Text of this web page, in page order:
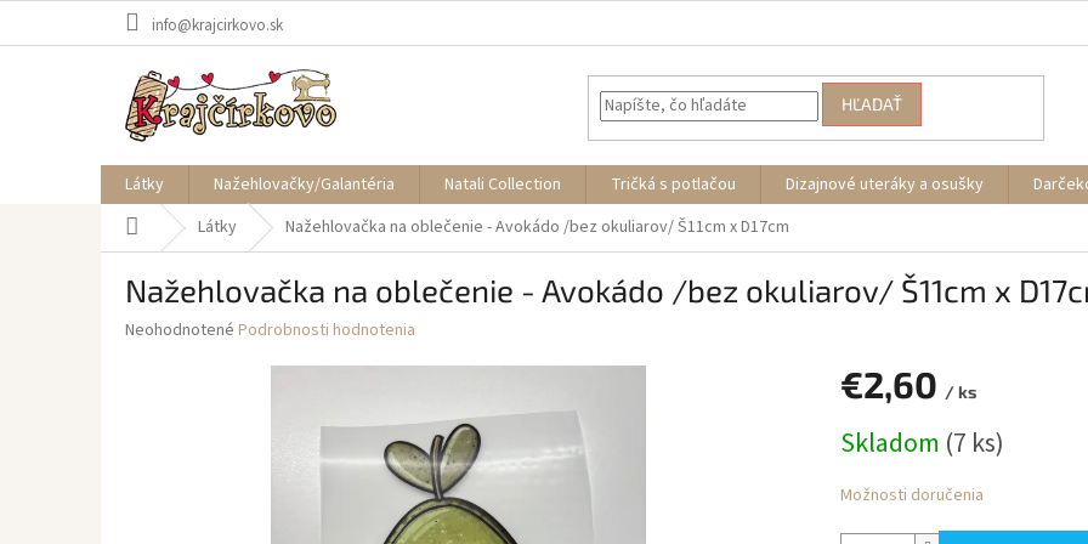
info@krajcirkovo.sk
HĽADAŤ
Látky Nažehlovačky/Galantéria Natali Collection Tričká s potlačou Dizajnové uteráky a osušky
DomovLátky Nažehlovačka na oblečenie - Avokádo /bez okuliarov/ Š11cm x D17cm
Nažehlovačka na oblečenie - Avokádo /bez okuliarov/ Š11cm x
Priemerné
Neohodnotené Podrobnosti hodnotenia
€2,60 / ks
cena:
Skladom (7 ks)
Možnosti doručenia